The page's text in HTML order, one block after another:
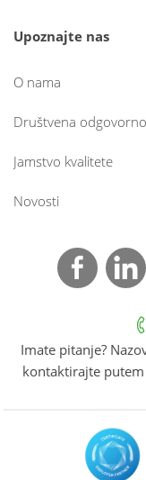
Upoznajte nas
O nama
Društvena
Jamstvo kvalitete
Novosti
Imate pitanje?
kontaktirajte putem